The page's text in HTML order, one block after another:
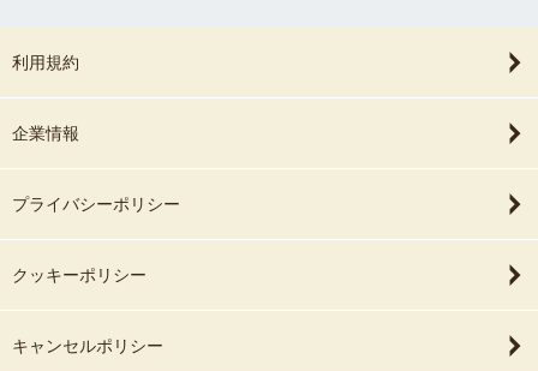
利用規約
企業情報
プライバシーポリシー
クッキーポリシー
キャンセルポリシー